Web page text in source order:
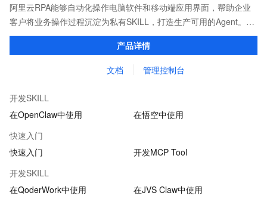
阿里云RPA能够自动化操作电脑软件和移动端应用界面，帮助企业
客户将业务操作过程沉淀为私有SKILL，打造生产可用的Agent。诞
生于2011年（原码栈），已经广泛应用在零售、政务、制造、银
行、保险、金融、医疗、互联网、教育等行业。
产品详情
文档 管理控制台
开发SKILL
在OpenClaw中使用
在悟空中使用
快速入门
快速入门
开发MCP Tool
开发SKILL
在QoderWork中使用
在JVS Claw中使用